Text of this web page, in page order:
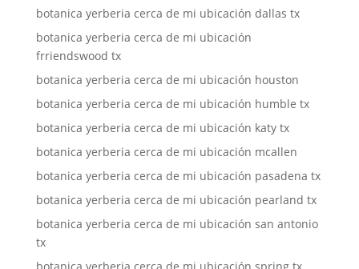
botanica yerberia cerca de mi ubicación dallas tx
botanica yerberia cerca de mi ubicación
frriendswood tx
botanica yerberia cerca de mi ubicación houston
botanica yerberia cerca de mi ubicación humble tx
botanica yerberia cerca de mi ubicación katy tx
botanica yerberia cerca de mi ubicación mcallen
botanica yerberia cerca de mi ubicación pasadena tx
botanica yerberia cerca de mi ubicación pearland tx
botanica yerberia cerca de mi ubicación san antonio
tx
botanica yerberia cerca de mi ubicación spring tx